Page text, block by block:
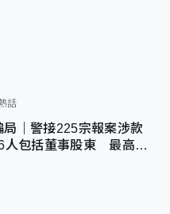
話
局｜警接225宗報案涉款
包括董事股東 最高金